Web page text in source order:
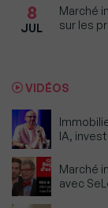
8
JUL
Marché
sur les
VIDÉOS
IA,
Marché
avec